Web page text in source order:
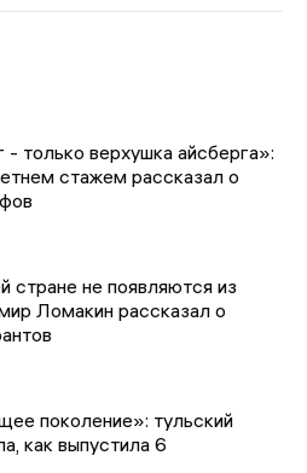
только верхушка айсберга»:
стажем рассказал о
стране не появляются из
Ломакин рассказал о
поколение»: тульский
как выпустила 6